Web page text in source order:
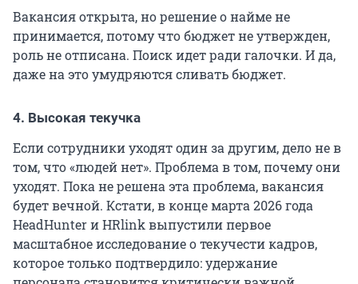
Вакансия открыта, но решение о найме не
принимается, потому что бюджет не утвержден,
роль не отписана. Поиск идет ради галочки. И да,
даже на это умудряются сливать бюджет.
4. Высокая текучка
Если сотрудники уходят один за другим, дело не в
том, что «людей нет». Проблема в том, почему они
уходят. Пока не решена эта проблема, вакансия
будет вечной. Кстати, в конце марта 2026 года
HeadHunter и HRlink выпустили первое
масштабное исследование о текучести кадров,
которое только подтвердило: удержание